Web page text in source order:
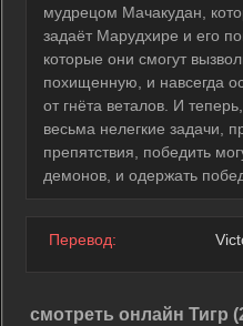
мудрецом Мачакудан,
задаёт Марудхире и его
которые они смогут
похищенную, и навсегда
от гнёта веталов. И
весьма нелегкие задачи,
препятствия, победить
демонов, и одержать
Перевод:
смотреть онлайн Тигр